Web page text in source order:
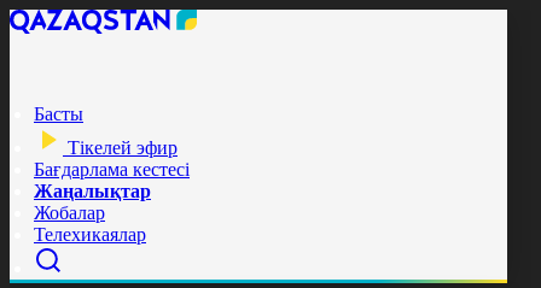
Басты
Тікелей эфир
Бағдарлама кестесі
Жаңалықтар
Жобалар
Телехикаялар